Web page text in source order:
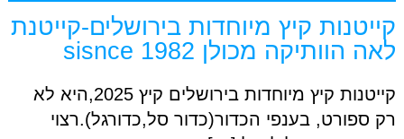
קייטנות קיץ מיוחדות בירושלים-קייטנת
לאה הוותיקה מכולן sisnce 1982
קייטנות קיץ מיוחדות בירושלים קיץ 2025,היא לא
רק ספורט, בענפי הכדור(כדור סל,כדורגל).רצוי